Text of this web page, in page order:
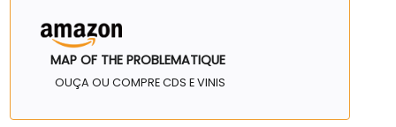
MAP OF THE PROBLEMATIQUE
OUÇA OU COMPRE CDS E VINIS